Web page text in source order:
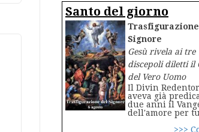
Santo del giorno
Trasfigurazione
Signore
Gesù rivela ai tre
discepoli diletti il
del Vero Uomo
Il Divin
aveva già
due anni il
dell'amore per
>>>